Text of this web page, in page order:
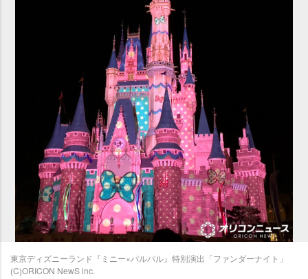
東京ディズニーランド『ミニー×パルパル』特別演出「ファンダーナイト」
(C)ORICON NewS inc.